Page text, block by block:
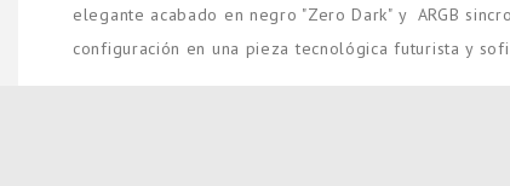
elegante acabado en negro "Zero Dark" y ARGB
configuración en una pieza tecnológica futurista y